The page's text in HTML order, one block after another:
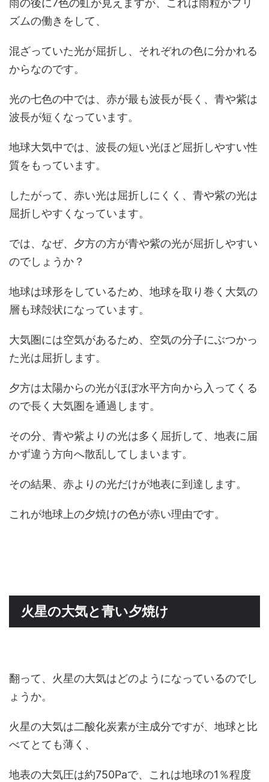
雨の後に7色の虹が見えますが、これは雨粒がプリ
ズムの働きをして、
混ざっていた光が屈折し、それぞれの色に分かれる
からなのです。
光の七色の中では、赤が最も波長が長く、青や紫は
波長が短くなっています。
地球大気中では、波長の短い光ほど屈折しやすい性
質をもっています。
したがって、赤い光は屈折しにくく、青や紫の光は
屈折しやすくなっています。
では、なぜ、夕方の方が青や紫の光が屈折しやすい
のでしょうか？
地球は球形をしているため、地球を取り巻く大気の
層も球殻状になっています。
大気圏には空気があるため、空気の分子にぶつかっ
た光は屈折します。
夕方は太陽からの光がほぼ水平方向から入ってくる
ので長く大気圏を通過します。
その分、青や紫よりの光は多く屈折して、地表に届
かず違う方向へ散乱してしまいます。
その結果、赤よりの光だけが地表に到達します。
これが地球上の夕焼けの色が赤い理由です。
火星の大気と青い夕焼け
翻って、火星の大気はどのようになっているのでし
ょうか。
火星の大気は二酸化炭素が主成分ですが、地球と比
べてとても薄く、
地表の大気圧は約750Paで、これは地球の1％程度